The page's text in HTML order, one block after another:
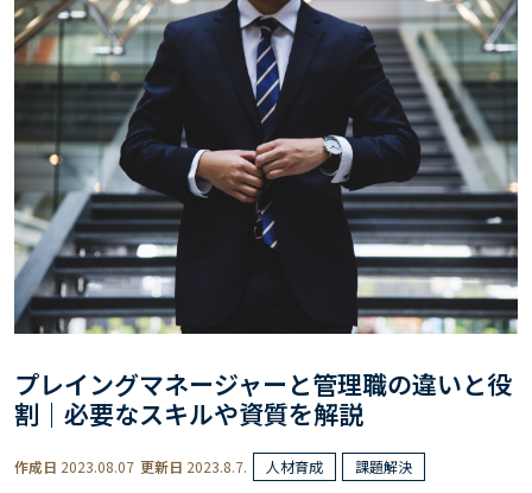
プレイングマネージャーと管理職の違いと役
割｜必要なスキルや資質を解説
作成日 2023.08.07 更新日 2023.8.7. 人材育成 課題解決